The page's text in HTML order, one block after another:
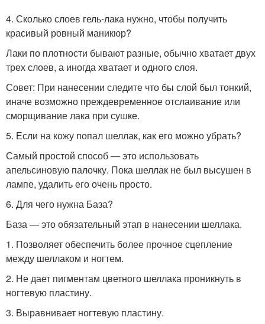
4. Сколько слоев гель-лака нужно, чтобы получить
красивый ровный маникюр?
Лаки по плотности бывают разные, обычно хватает двух
трех слоев, а иногда хватает и одного слоя.
Совет: При нанесении следите что бы слой был тонкий,
иначе возможно преждевременное отслаивание или
сморщивание лака при сушке.
5. Если на кожу попал шеллак, как его можно убрать?
Самый простой способ — это использовать
апельсиновую палочку. Пока шеллак не был высушен в
лампе, удалить его очень просто.
6. Для чего нужна База?
База — это обязательный этап в нанесении шеллака.
1. Позволяет обеспечить более прочное сцепление
между шеллаком и ногтем.
2. Не дает пигментам цветного шеллака проникнуть в
ногтевую пластину.
3. Выравнивает ногтевую пластину.